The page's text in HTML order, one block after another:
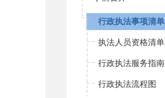
行政执法事项清单
执法人员资格清单
行政执法服务指南
行政执法流程图